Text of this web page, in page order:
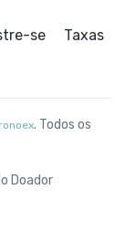
se Taxas
. Todos os
Doador